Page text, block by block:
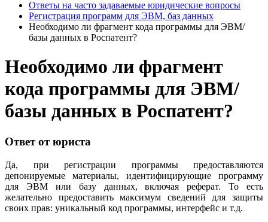
Ответы на часто задаваемые юридические вопросы
Регистрация программ для ЭВМ, баз данных
Необходимо ли фрагмент кода программы для ЭВМ/
базы данных в Роспатент?
Необходимо ли фрагмент
кода программы для ЭВМ/
базы данных в Роспатент?
Ответ от юриста
Да, при регистрации программы предоставляются
депонируемые материалы, идентифицирующие программу
для ЭВМ или базу данных, включая реферат. То есть
желательно предоставить максимум сведений для защиты
своих прав: уникальный код программы, интерфейс и т.д.